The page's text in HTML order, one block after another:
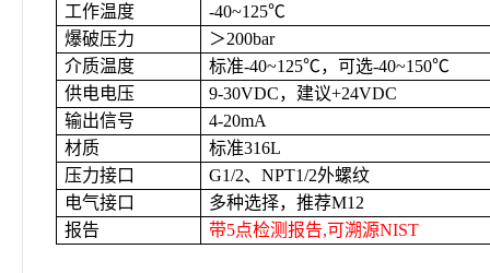
工作温度
-40~125℃
爆破压力
＞200bar
介质温度
标准-40~125℃，可选-40~150℃
供电电压
9-30VDC，建议+24VDC
输出信号
4-20mA
材质
标准316L
压力接口
G1/2、NPT1/2外螺纹
电气接口
多种选择，推荐M12
报告
带5点检测报告,可溯源NIST